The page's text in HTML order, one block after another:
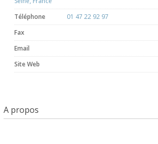
Téléphone
01 47 22 92 97
Fax
Email
Site Web
A propos